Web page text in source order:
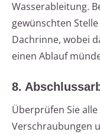
Wasserableitung.
gewünschten
Dachrinne, wobei
einen Ablauf
8.
Überprüfen Sie
Verschraubungen